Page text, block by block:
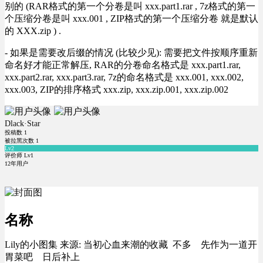
别的 (RAR格式的第一个分卷是叫 xxx.part1.rar , 7z格式的第一
个压缩分卷是叫 xxx.001 , ZIP格式的第一个压缩分卷 就是默认
的 XXX.zip ) .
- 如果是需要改后缀的情况 (比较少见): 需要把文件按顺序重新
命名好才能正常解压, RAR的分卷命名格式是 xxx.part1.rar,
xxx.part2.rar, xxx.part3.rar, 7z的命名格式是 xxx.001, xxx.002,
xxx.003, ZIP的排序格式 xxx.zip, xxx.zip.001, xxx.zip.002
Dlack·Star
投稿数 1
被拉黑次数 1
Lv2
评价师 Lv1
12年用户
名称
Lily的小图集 来源: 当初心血来潮的收藏 不多 先作为一道开
胃菜吧 日后补上